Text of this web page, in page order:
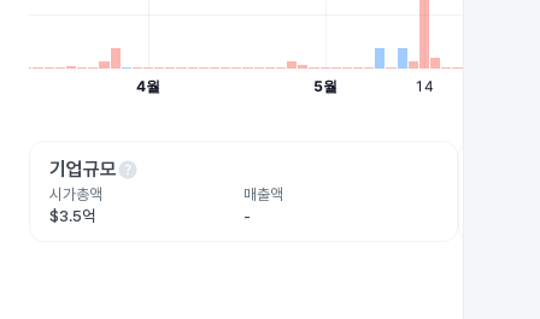
기업규모help
시가총액
$3.5억
매출액
-